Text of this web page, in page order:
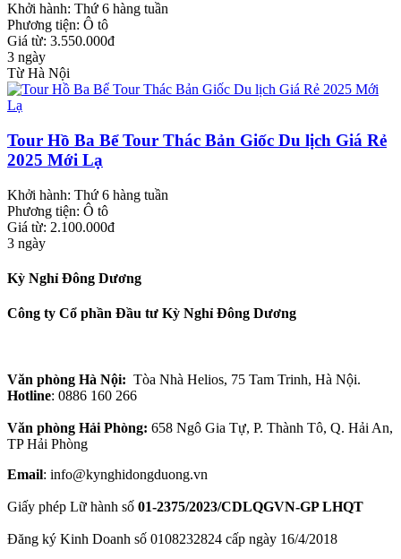
Khởi hành: Thứ 6 hàng tuần
Phương tiện: Ô tô
Giá từ: 3.550.000đ
3 ngày
Từ Hà Nội
Tour Hồ Ba Bể Tour Thác Bản Giốc Du lịch Giá Rẻ
2025 Mới Lạ
Khởi hành: Thứ 6 hàng tuần
Phương tiện: Ô tô
Giá từ: 2.100.000đ
3 ngày
Kỳ Nghỉ Đông Dương
Công ty Cổ phần Đầu tư Kỳ Nghỉ Đông Dương
Văn phòng Hà Nội: Tòa Nhà Helios, 75 Tam Trinh, Hà Nội.
Hotline: 0886 160 266
Văn phòng Hải Phòng: 658 Ngô Gia Tự, P. Thành Tô, Q. Hải An,
TP Hải Phòng
Email: info@kynghidongduong.vn
Giấy phép Lữ hành số 01-2375/2023/CDLQGVN-GP LHQT
Đăng ký Kinh Doanh số 0108232824 cấp ngày 16/4/2018